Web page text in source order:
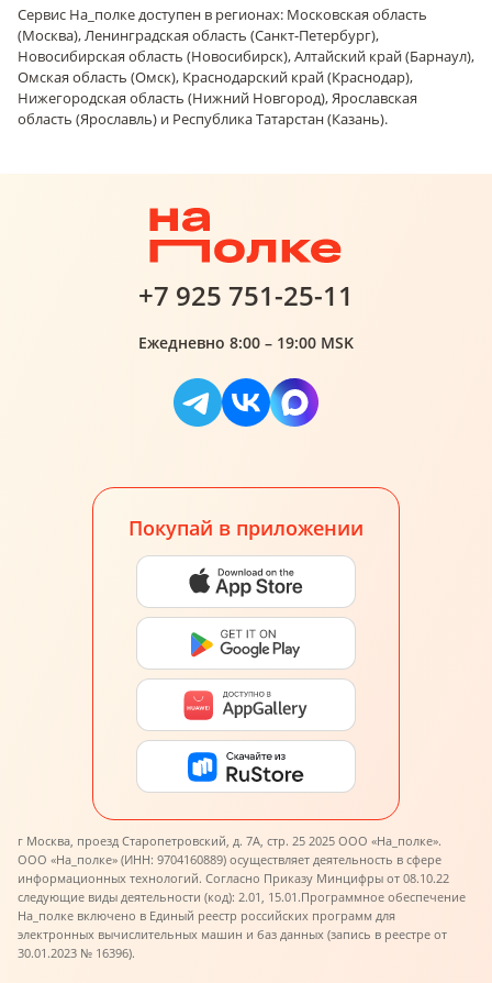
Сервис На_полке доступен в регионах: Московская область
(Москва), Ленинградская область (Санкт-Петербург),
Новосибирская область (Новосибирск), Алтайский край (Барнаул),
Омская область (Омск), Краснодарский край (Краснодар),
Нижегородская область (Нижний Новгород), Ярославская
область (Ярославль) и Республика Татарстан (Казань).
+7 925 751-25-11
Ежедневно 8:00 – 19:00 MSK
Покупай в приложении
г Москва, проезд Старопетровский, д. 7А, стр. 25 2025 ООО «На_полке».
ООО «На_полке» (ИНН: 9704160889) осуществляет деятельность в сфере
информационных технологий. Согласно Приказу Минцифры от 08.10.22
следующие виды деятельности (код): 2.01, 15.01.Программное обеспечение
На_полке включено в Единый реестр российских программ для
электронных вычислительных машин и баз данных (запись в реестре от
30.01.2023 № 16396).